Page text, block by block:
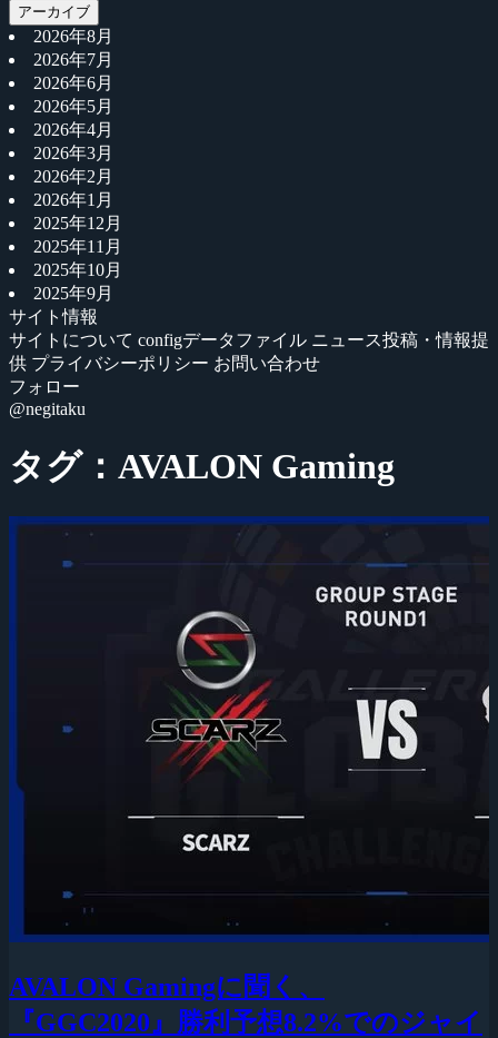
アーカイブ
2026年8月
2026年7月
2026年6月
2026年5月
2026年4月
2026年3月
2026年2月
2026年1月
2025年12月
2025年11月
2025年10月
2025年9月
サイト情報
サイトについて configデータファイル ニュース投稿・情報提
供 プライバシーポリシー お問い合わせ
フォロー
@negitaku
タグ：AVALON Gaming
AVALON Gamingに聞く、
『GGC2020』勝利予想8.2%でのジャイ